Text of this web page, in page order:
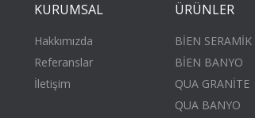
KURUMSAL
Hakkımızda
Referanslar
İletişim
ÜRÜNLER
BİEN SERAMİK
BİEN BANYO
QUA GRANİTE
QUA BANYO